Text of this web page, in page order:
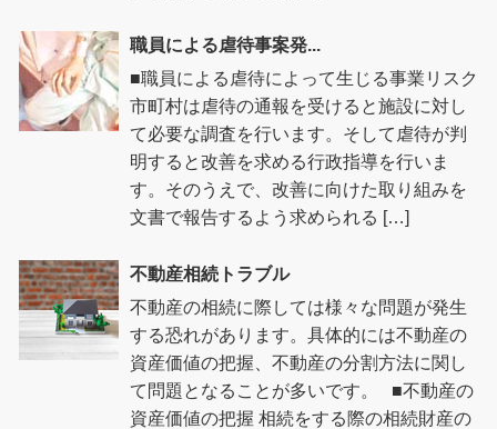
職員による虐待事案発...
■職員による虐待によって生じる事業リスク
市町村は虐待の通報を受けると施設に対し
て必要な調査を行います。そして虐待が判
明すると改善を求める行政指導を行いま
す。そのうえで、改善に向けた取り組みを
文書で報告するよう求められる […]
不動産相続トラブル
不動産の相続に際しては様々な問題が発生
する恐れがあります。具体的には不動産の
資産価値の把握、不動産の分割方法に関し
て問題となることが多いです。 ■不動産の
資産価値の把握 相続をする際の相続財産の